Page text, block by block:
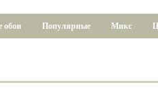
обои Популярные Микс